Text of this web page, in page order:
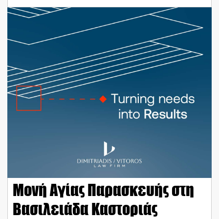
Μονή Αγίας Παρασκευής στη
Βασιλειάδα Καστοριάς